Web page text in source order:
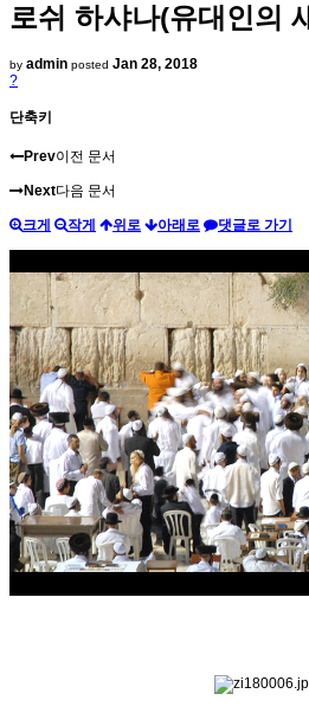
로쉬 하샤나(유대인의
by admin posted Jan 28, 2018
?
단축키
Prev이전 문서
Next다음 문서
크게 작게 위로 아래로 댓글로 가기